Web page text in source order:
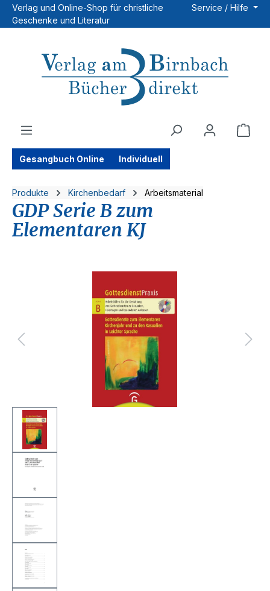
Zum Hauptinhalt springen
Verlag und Online-Shop für christliche
Geschenke und Literatur
Service / Hilfe
Gesangbuch Online Individuell
Produkte Kirchenbedarf Arbeitsmaterial
GDP Serie B zum
Elementaren KJ